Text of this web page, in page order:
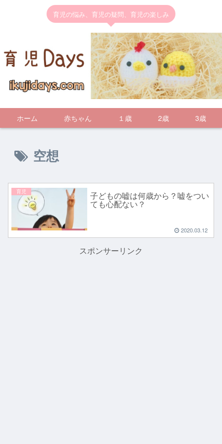
育児の悩み、育児の疑問、育児の楽しみ
ホーム 赤ちゃん １歳 2歳 3歳
空想
育児 子どもの嘘は何歳から？嘘をつい
ても心配ない？
2020.03.12
スポンサーリンク